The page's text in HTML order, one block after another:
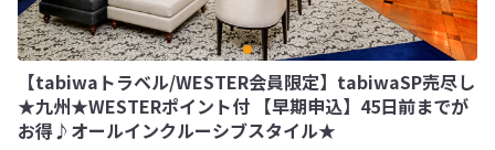
【tabiwaトラベル/WESTER会員限定】tabiwaSP売尽し
★九州★WESTERポイント付 【早期申込】45日前までが
お得♪オールインクルーシブスタイル★